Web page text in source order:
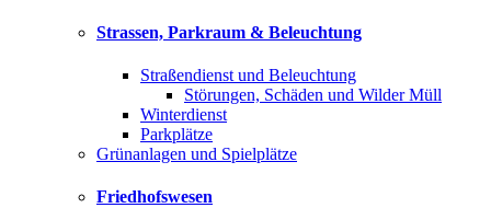
Strassen, Parkraum & Beleuchtung
Straßendienst und Beleuchtung
Störungen, Schäden und Wilder Müll
Winterdienst
Parkplätze
Grünanlagen und Spielplätze
Friedhofswesen